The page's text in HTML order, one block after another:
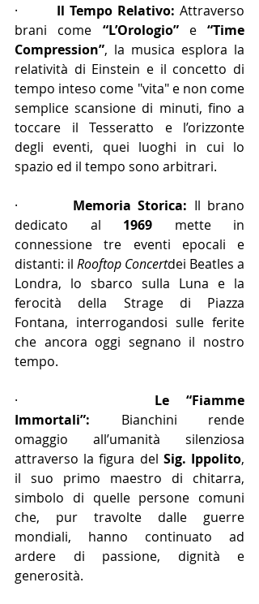
· Il Tempo Relativo: Attraverso
brani come “L’Orologio” e “Time
Compression”, la musica esplora la
relatività di Einstein e il concetto di
tempo inteso come "vita" e non come
semplice scansione di minuti, fino a
toccare il Tesseratto e l’orizzonte
degli eventi, quei luoghi in cui lo
spazio ed il tempo sono arbitrari.
· Memoria Storica: Il brano
dedicato al 1969 mette in
connessione tre eventi epocali e
distanti: il Rooftop Concertdei Beatles a
Londra, lo sbarco sulla Luna e la
ferocità della Strage di Piazza
Fontana, interrogandosi sulle ferite
che ancora oggi segnano il nostro
tempo.
· Le “Fiamme
Immortali”: Bianchini rende
omaggio all’umanità silenziosa
attraverso la figura del Sig. Ippolito,
il suo primo maestro di chitarra,
simbolo di quelle persone comuni
che, pur travolte dalle guerre
mondiali, hanno continuato ad
ardere di passione, dignità e
generosità.